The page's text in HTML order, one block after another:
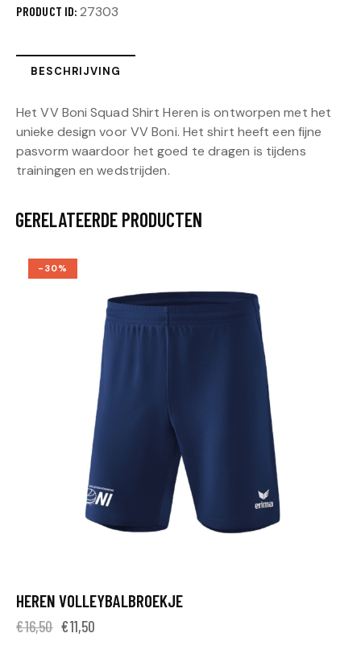
PRODUCT ID: 27303
BESCHRIJVING
Het VV Boni Squad Shirt Heren is ontworpen met het
unieke design voor VV Boni. Het shirt heeft een fijne
pasvorm waardoor het goed te dragen is tijdens
trainingen en wedstrijden.
GERELATEERDE PRODUCTEN
-30%
HEREN VOLLEYBALBROEKJE
€16,50 €11,50